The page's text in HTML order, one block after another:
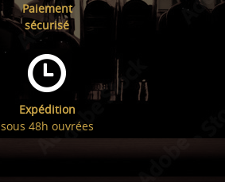
Paiement
sécurisé
Expédition
sous 48h ouvrées